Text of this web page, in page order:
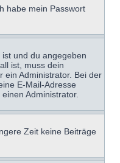
habe mein Passwort
und du angegeben
ist, muss dein
ein Administrator. Bei der
E-Mail-Adresse
Administrator.
Zeit keine Beiträge